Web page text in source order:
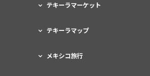
テキーラマーケット
テキーラマップ
メキシコ旅行